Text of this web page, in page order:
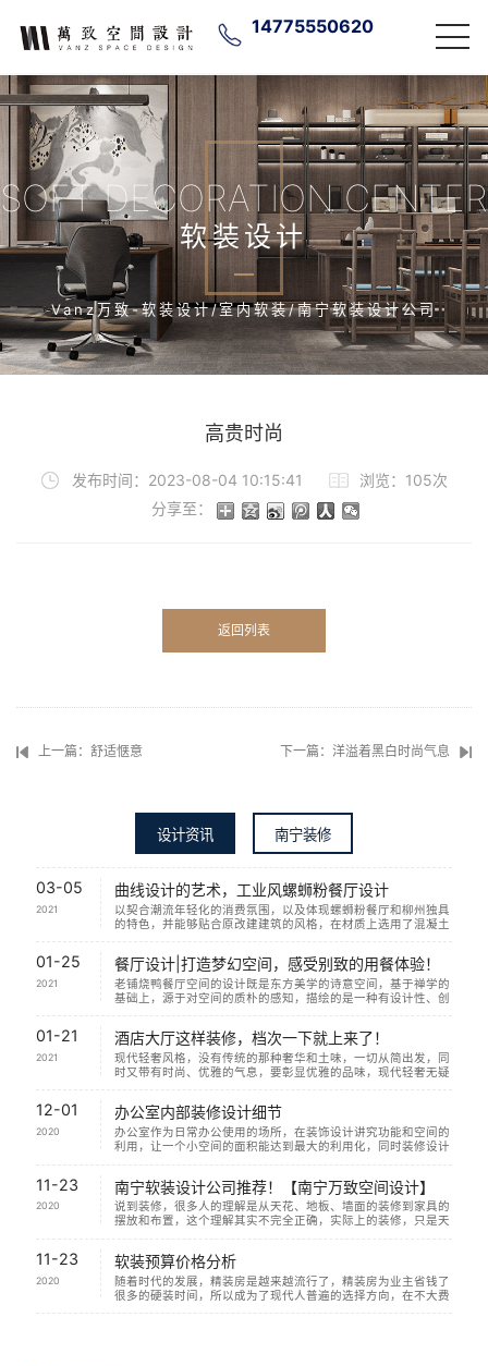
14775550620
SOFT DECORATION CENTER
软装设计
Vanz万致-软装设计/室内软装/南宁软装设计公司
高贵时尚
发布时间：2023-08-04 10:15:41
浏览：105次
分享至：
返回列表
上一篇：舒适惬意 下一篇：洋溢着黑白时尚气息
设计资讯 南宁装修
03-05
2021
曲线设计的艺术，工业风螺蛳粉餐厅设计
以契合潮流年轻化的消费氛围，以及体现螺蛳粉餐厅和柳州独具
的特色，并能够贴合原改建建筑的风格，在材质上选用了混凝土
01-25
2021
餐厅设计|打造梦幻空间，感受别致的用餐体验！
老铺烧鸭餐厅空间的设计既是东方美学的诗意空间，基于禅学的
基础上，源于对空间的质朴的感知，描绘的是一种有设计性、创
01-21
2021
酒店大厅这样装修，档次一下就上来了！
现代轻奢风格，没有传统的那种奢华和土味，一切从简出发，同
时又带有时尚、优雅的气息，要彰显优雅的品味，现代轻奢无疑
12-01
2020
办公室内部装修设计细节
办公室作为日常办公使用的场所，在装饰设计讲究功能和空间的
利用，让一个小空间的面积能达到最大的利用化，同时装修设计
11-23
2020
南宁软装设计公司推荐！【南宁万致空间设计】
说到装修，很多人的理解是从天花、地板、墙面的装修到家具的
摆放和布置，这个理解其实不完全正确，实际上的装修，只是天
11-23
2020
软装预算价格分析
随着时代的发展，精装房是越来越流行了，精装房为业主省钱了
很多的硬装时间，所以成为了现代人普遍的选择方向，在不大费